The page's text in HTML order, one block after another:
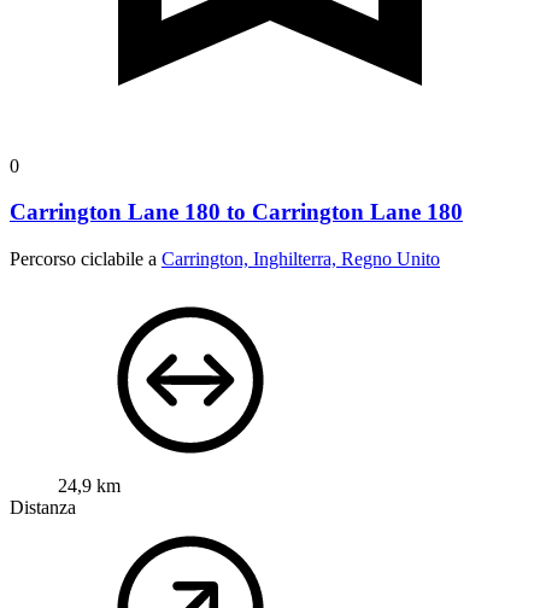
0
Carrington Lane 180 to Carrington Lane 180
Percorso ciclabile a Carrington, Inghilterra, Regno Unito
24,9 km
Distanza